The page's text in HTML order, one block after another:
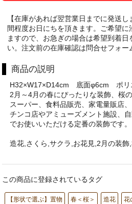
【在庫があれば翌営業日までに発送
間程度お日にちを頂きます。ご希望
ますので、お急ぎの場合は希望到着日
い。注文前の在庫確認は問合せフォー
商品の説明
H32×W17×D14cm 底面φ6cm ポリ
2月～4月の春にぴったりな装飾、桜の
スーパー、食料品販売、家電量販店
チンコ店やアミューズメント施設、
でお使いいただける定番の装飾です。
造花,さくら,サクラ,お花見,2月の装
この商品に登録されているタグ
【形状で選ぶ】置物 春＜桜＞ 造花 花